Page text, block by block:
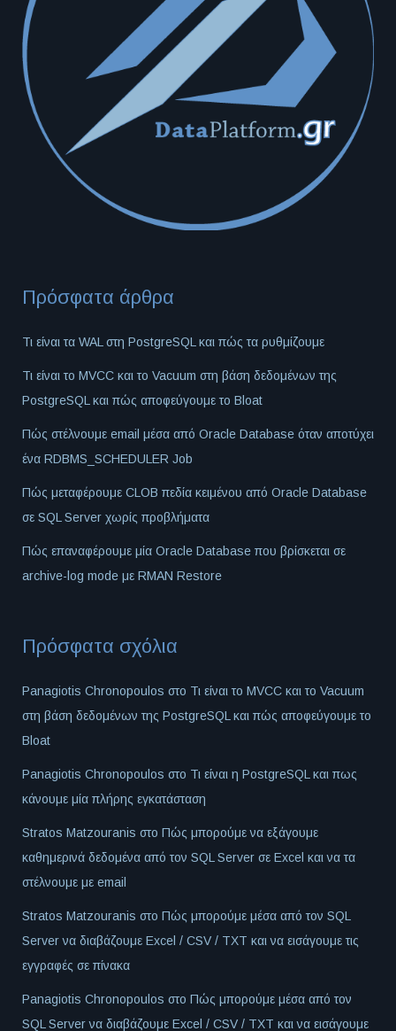
Πρόσφατα άρθρα
Τι είναι τα WAL στη PostgreSQL και πώς τα ρυθμίζουμε
Τι είναι το MVCC και το Vacuum στη βάση δεδομένων της
PostgreSQL και πώς αποφεύγουμε το Bloat
Πώς στέλνουμε email μέσα από Oracle Database όταν αποτύχει
ένα RDBMS_SCHEDULER Job
Πώς μεταφέρουμε CLOB πεδία κειμένου από Oracle Database
σε SQL Server χωρίς προβλήματα
Πώς επαναφέρουμε μία Oracle Database που βρίσκεται σε
archive-log mode με RMAN Restore
Πρόσφατα σχόλια
Panagiotis Chronopoulos στο Τι είναι το MVCC και το Vacuum
στη βάση δεδομένων της PostgreSQL και πώς αποφεύγουμε το
Bloat
Panagiotis Chronopoulos στο Τι είναι η PostgreSQL και πως
κάνουμε μία πλήρης εγκατάσταση
Stratos Matzouranis στο Πώς μπορούμε να εξάγουμε
καθημερινά δεδομένα από τον SQL Server σε Excel και να τα
στέλνουμε με email
Stratos Matzouranis στο Πώς μπορούμε μέσα από τον SQL
Server να διαβάζουμε Excel / CSV / TXT και να εισάγουμε τις
εγγραφές σε πίνακα
Panagiotis Chronopoulos στο Πώς μπορούμε μέσα από τον
SQL Server να διαβάζουμε Excel / CSV / TXT και να εισάγουμε